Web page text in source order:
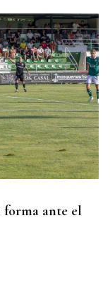
forma ante el